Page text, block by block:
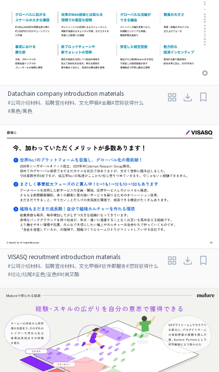
Datachain company introduction materials
#公司介绍材料、招聘宣传材料、文化甲板#金融#您将获得什么
#黑色/黑色
VISASQ recruitment introduction materials
#公司介绍材料、招聘宣传材料、文化甲板#软件即服务#您将获得什么
#结论/结尾#蓝色/蓝色#时尚又酷